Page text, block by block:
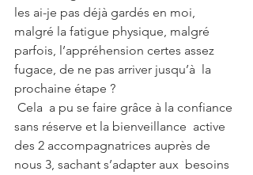
les ai-je pas déjà gardés en moi,
malgré la fatigue physique, malgré
parfois, l’appréhension certes assez
fugace, de ne pas arriver jusqu’à  la
prochaine étape ?
sans réserve et la bienveillance  active
des 2 accompagnatrices auprès de
nous 3, sachant s’adapter aux  besoins